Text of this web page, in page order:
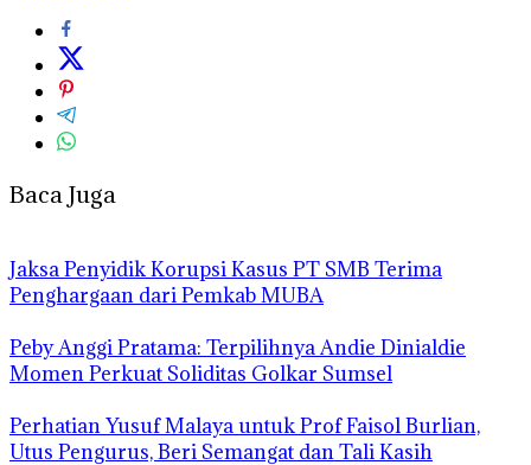
Baca Juga
Jaksa Penyidik Korupsi Kasus PT SMB Terima
Penghargaan dari Pemkab MUBA
Peby Anggi Pratama: Terpilihnya Andie Dinialdie
Momen Perkuat Soliditas Golkar Sumsel
Perhatian Yusuf Malaya untuk Prof Faisol Burlian,
Utus Pengurus, Beri Semangat dan Tali Kasih